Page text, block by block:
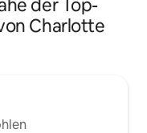
der Top-
Charlotte